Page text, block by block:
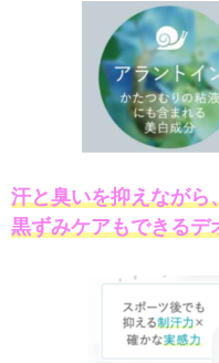
汗と臭いを抑えながら、
黒ずみケアもできるデ